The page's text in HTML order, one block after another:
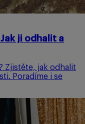
ji odhalit a
Zjistěte, jak odhalit
Poradíme i se